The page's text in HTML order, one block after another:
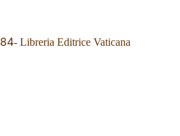
84- Libreria Editrice Vaticana